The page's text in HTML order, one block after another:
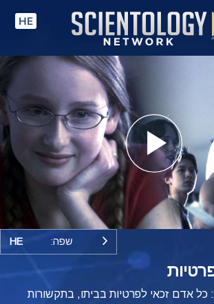
HE
Play
Video
שפה: HE
זכות האדם מס' 12: כל אדם זכאי לפרטיות בביתו, בתקשורות